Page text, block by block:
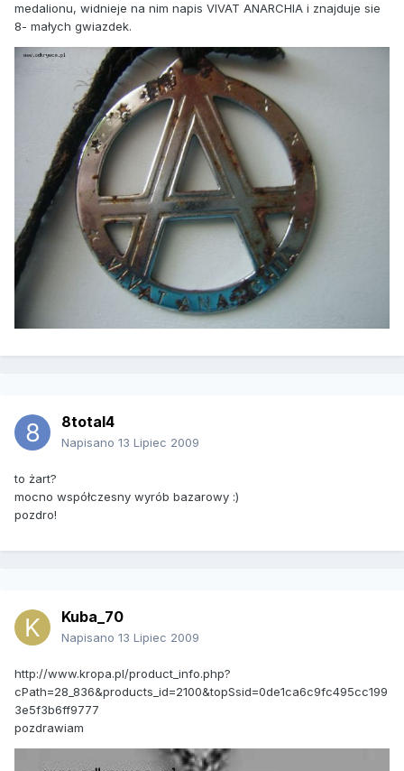
medalionu, widnieje na nim napis VIVAT ANARCHIA i znajduje sie
8- małych gwiazdek.
8total4
Napisano 13 Lipiec 2009
to żart?
mocno współczesny wyrób bazarowy :)
pozdro!
Kuba_70
Napisano 13 Lipiec 2009
http://www.kropa.pl/product_info.php?
cPath=28_836&products_id=2100&topSsid=0de1ca6c9fc495cc199
3e5f3b6ff9777
pozdrawiam